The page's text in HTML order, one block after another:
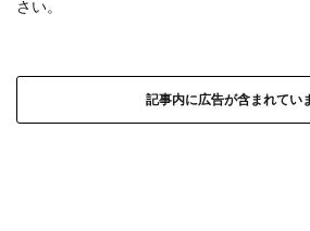
さい。
記事内に広告が含まれてい